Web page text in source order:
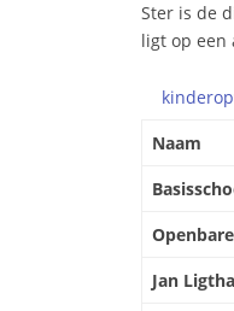
Ster is de
ligt op een
Naam
Jan